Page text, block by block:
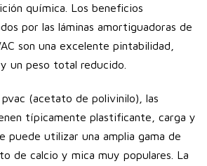
química. Los beneficios
por las láminas amortiguadoras de
son una excelente pintabilidad,
un peso total reducido.
pvac (acetato de polivinilo), las
típicamente plastificante, carga y
puede utilizar una amplia gama de
de calcio y mica muy populares. La